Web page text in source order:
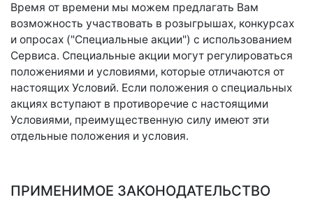
Время от времени мы можем предлагать Вам
возможность участвовать в розыгрышах, конкурсах
и опросах ("Специальные акции") с использованием
Сервиса. Специальные акции могут регулироваться
положениями и условиями, которые отличаются от
настоящих Условий. Если положения о специальных
акциях вступают в противоречие с настоящими
Условиями, преимущественную силу имеют эти
отдельные положения и условия.
ПРИМЕНИМОЕ ЗАКОНОДАТЕЛЬСТВО